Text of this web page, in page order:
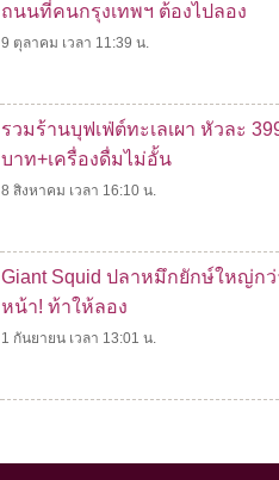
ถนนที่คนกรุงเทพฯ ต้องไปลอง
9 ตุลาคม เวลา 11:39 น.
รวมร้านบุฟเฟ่ต์ทะเลเผา หัวละ
บาท+เครื่องดื่มไม่อั้น
8 สิงหาคม เวลา 16:10 น.
Giant Squid ปลาหมึกยักษ์ใหญ่ก
หน้า! ท้าให้ลอง
1 กันยายน เวลา 13:01 น.